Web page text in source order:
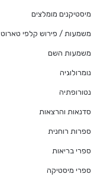
מיסטיקנים מומלצים
משמעות / פירוש קלפי טארוט
משמעות השם
נומרולוגיה
נטורופתיה
סדנאות והרצאות
ספרות רוחנית
ספרי בריאות
ספרי מיסטיקה